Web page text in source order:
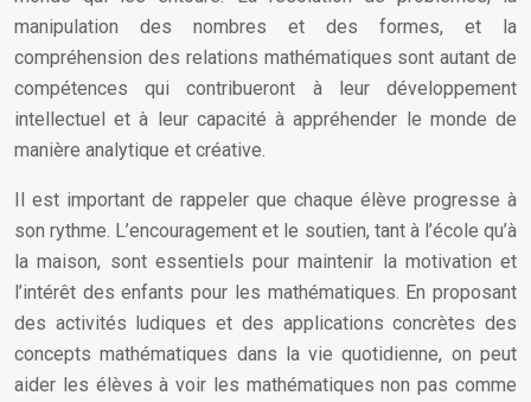
manipulation des nombres et des formes, et la
compréhension des relations mathématiques sont autant de
compétences qui contribueront à leur développement
intellectuel et à leur capacité à appréhender le monde de
manière analytique et créative.
Il est important de rappeler que chaque élève progresse à
son rythme. L’encouragement et le soutien, tant à l’école qu’à
la maison, sont essentiels pour maintenir la motivation et
l’intérêt des enfants pour les mathématiques. En proposant
des activités ludiques et des applications concrètes des
concepts mathématiques dans la vie quotidienne, on peut
aider les élèves à voir les mathématiques non pas comme